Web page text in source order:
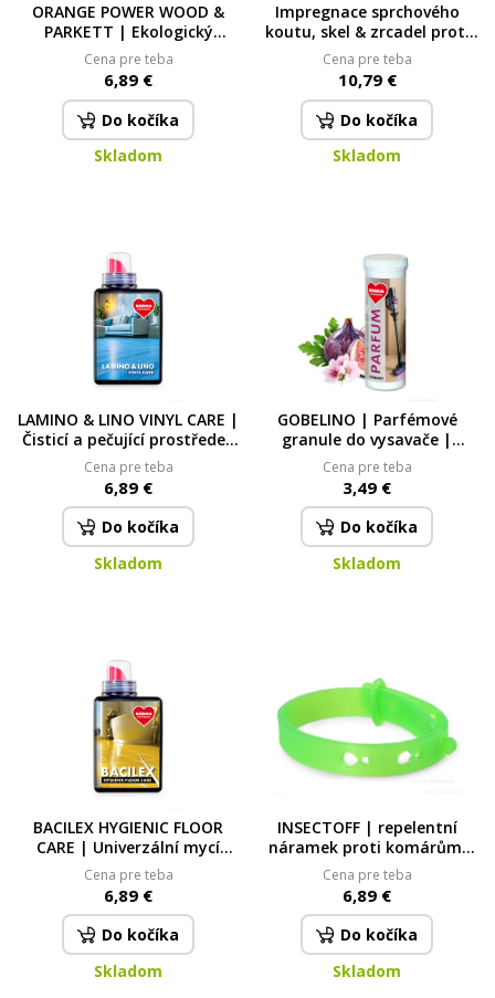
ORANGE POWER WOOD &
PARKETT | Ekologický
koncentrát na mytí
dřevěných a plovoucích
podlah | 500 ml | 25 mytí
Cena pre teba
6,89 €
Do kočíka
Skladom
Impregnace sprchového
koutu, skel & zrcadel proti
vodě & zamlžování | ECO
AQUA IMPREGNO | 500 ml
Cena pre teba
10,79 €
Do kočíka
Skladom
LAMINO & LINO VINYL CARE |
Čisticí a pečující prostředek
na plovoucí, laminátové
podlahy, vinyl a linolea | 500
ml | 25 mytí
Cena pre teba
6,89 €
Do kočíka
Skladom
GOBELINO | Parfémové
granule do vysavače |
PULPIDOO 35 ml
Cena pre teba
3,49 €
Do kočíka
Skladom
BACILEX HYGIENIC FLOOR
CARE | Univerzální mycí
prostředek na podlahy |
vůně mango | 500 ml | 25
mytí
Cena pre teba
6,89 €
Do kočíka
Skladom
INSECTOFF | repelentní
náramek proti komárům,
klíšťatům & hmyzu zelený
Cena pre teba
6,89 €
Do kočíka
Skladom